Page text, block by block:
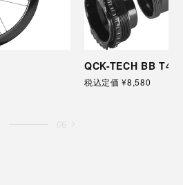
QCK-TECH BB
税込定価 ¥8,580